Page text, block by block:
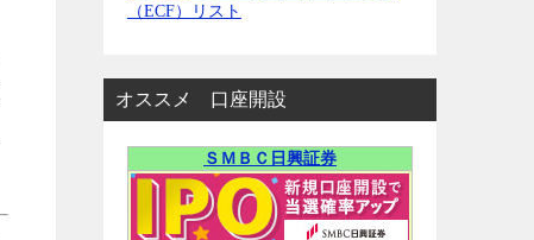
（ECF）リスト
オススメ 口座開設
ＳＭＢＣ日興証券